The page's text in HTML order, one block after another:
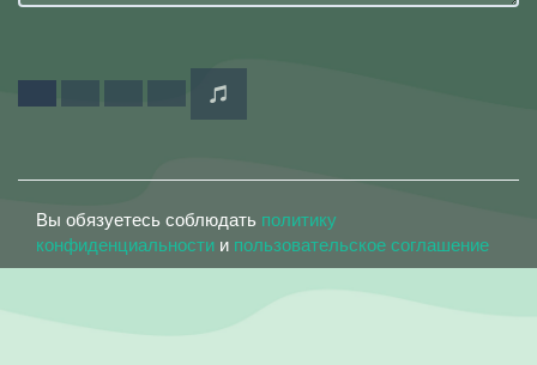
Вы обязуетесь соблюдать политику
конфиденциальности и пользовательское соглашение